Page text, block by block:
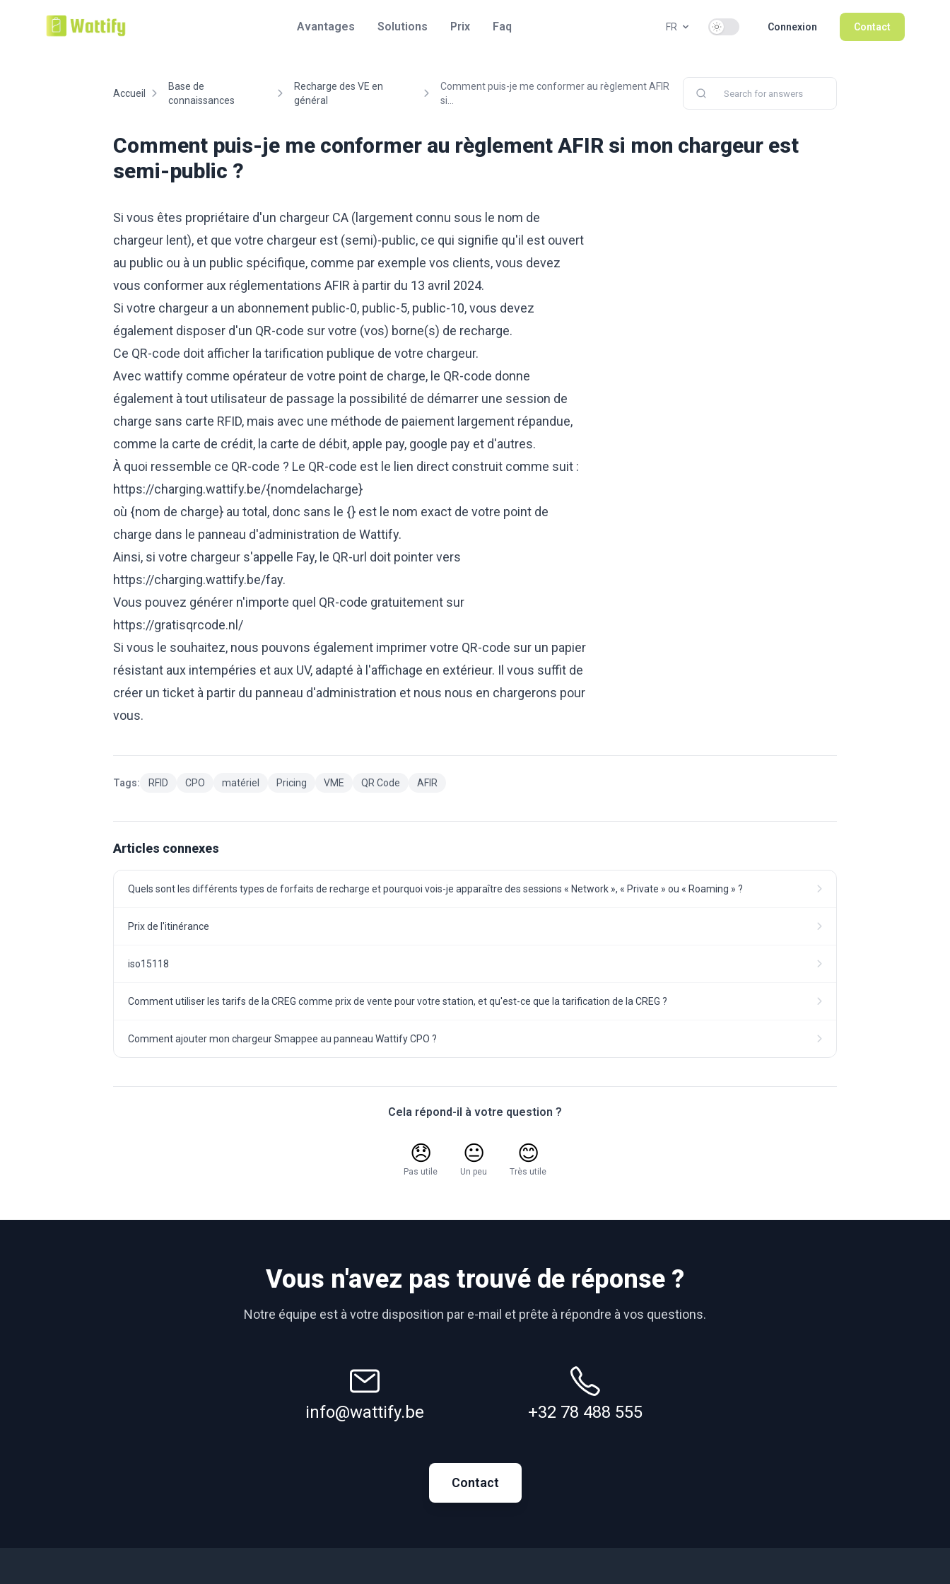
Avantages Solutions Prix Faq FR Use setting Connexion Contact
Accueil
Base de
connaissances
Recharge des VE en
général
Comment puis-je me conformer au règlement AFIR
si...
Comment puis-je me conformer au règlement AFIR si mon chargeur est
semi-public ?
Si vous êtes propriétaire d'un chargeur CA (largement connu sous le nom de
chargeur lent), et que votre chargeur est (semi)-public, ce qui signifie qu'il est ouvert
au public ou à un public spécifique, comme par exemple vos clients, vous devez
vous conformer aux réglementations AFIR à partir du 13 avril 2024.
Si votre chargeur a un abonnement public-0, public-5, public-10, vous devez
également disposer d'un QR-code sur votre (vos) borne(s) de recharge.
Ce QR-code doit afficher la tarification publique de votre chargeur.
Avec wattify comme opérateur de votre point de charge, le QR-code donne
également à tout utilisateur de passage la possibilité de démarrer une session de
charge sans carte RFID, mais avec une méthode de paiement largement répandue,
comme la carte de crédit, la carte de débit, apple pay, google pay et d'autres.
À quoi ressemble ce QR-code ? Le QR-code est le lien direct construit comme suit :
https://charging.wattify.be/{nomdelacharge}
où {nom de charge} au total, donc sans le {} est le nom exact de votre point de
charge dans le panneau d'administration de Wattify.
Ainsi, si votre chargeur s'appelle Fay, le QR-url doit pointer vers
https://charging.wattify.be/fay.
Vous pouvez générer n'importe quel QR-code gratuitement sur
https://gratisqrcode.nl/
Si vous le souhaitez, nous pouvons également imprimer votre QR-code sur un papier
résistant aux intempéries et aux UV, adapté à l'affichage en extérieur. Il vous suffit de
créer un ticket à partir du panneau d'administration et nous nous en chargerons pour
vous.
Tags: RFID CPO matériel Pricing VME QR Code AFIR
Articles connexes
Quels sont les différents types de forfaits de recharge et pourquoi vois-je apparaître des sessions « Network », « Private » ou « Roaming » ?
Prix de l'itinérance
iso15118
Comment utiliser les tarifs de la CREG comme prix de vente pour votre station, et qu'est-ce que la tarification de la CREG ?
Comment ajouter mon chargeur Smappee au panneau Wattify CPO ?
Cela répond-il à votre question ?
😞
Pas utile
😐
Un peu
😊
Très utile
Vous n'avez pas trouvé de réponse ?
Notre équipe est à votre disposition par e-mail et prête à répondre à vos questions.
info@wattify.be +32 78 488 555
Contact